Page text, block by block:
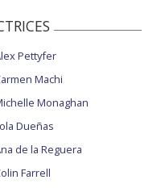
Pettyfer
Machi
Monaghan
Dueñas
de la Reguera
Farrell